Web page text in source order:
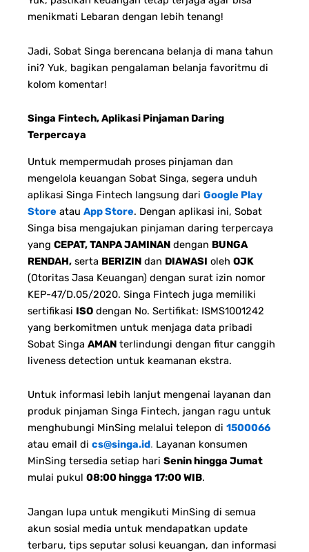
menikmati Lebaran dengan lebih tenang!
Jadi, Sobat Singa berencana belanja di mana tahun
ini? Yuk, bagikan pengalaman belanja favoritmu di
kolom komentar!
Singa Fintech, Aplikasi Pinjaman Daring
Terpercaya
Untuk mempermudah proses pinjaman dan
mengelola keuangan Sobat Singa, segera unduh
aplikasi Singa Fintech langsung dari Google Play
Store atau App Store. Dengan aplikasi ini, Sobat
Singa bisa mengajukan pinjaman daring terpercaya
yang CEPAT, TANPA JAMINAN dengan BUNGA
RENDAH, serta BERIZIN dan DIAWASI oleh OJK
(Otoritas Jasa Keuangan) dengan surat izin nomor
KEP-47/D.05/2020. Singa Fintech juga memiliki
sertifikasi ISO dengan No. Sertifikat: ISMS1001242
yang berkomitmen untuk menjaga data pribadi
Sobat Singa AMAN terlindungi dengan fitur canggih
liveness detection untuk keamanan ekstra.
Untuk informasi lebih lanjut mengenai layanan dan
produk pinjaman Singa Fintech, jangan ragu untuk
menghubungi MinSing melalui telepon di 1500066
atau email di cs@singa.id. Layanan konsumen
MinSing tersedia setiap hari Senin hingga Jumat
mulai pukul 08:00 hingga 17:00 WIB.
Jangan lupa untuk mengikuti MinSing di semua
akun sosial media untuk mendapatkan update
terbaru, tips seputar solusi keuangan, dan informasi